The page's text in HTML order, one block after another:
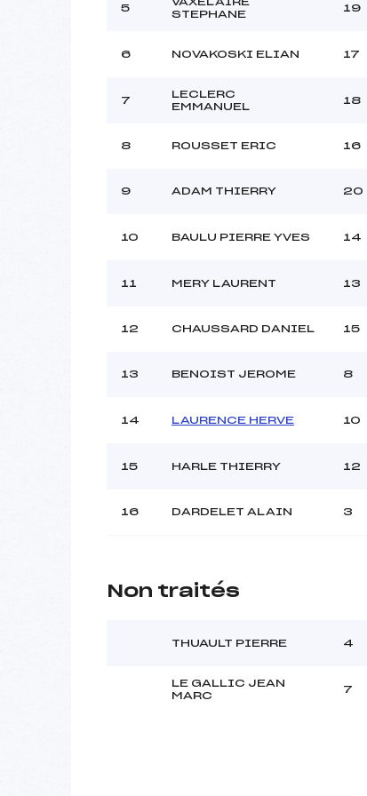
5
STEPHANE
19
6 NOVAKOSKI ELIAN 17
7
LECLERC
EMMANUEL
18
8 ROUSSET ERIC 16
9 ADAM THIERRY 20
10 BAULU PIERRE YVES 14
11 MERY LAURENT 13
12 CHAUSSARD DANIEL 15
13 BENOIST JEROME 8
14 LAURENCE HERVE 10
15 HARLE THIERRY 12
16 DARDELET ALAIN 3
Non traités
THUAULT PIERRE 4
LE GALLIC JEAN
MARC
7